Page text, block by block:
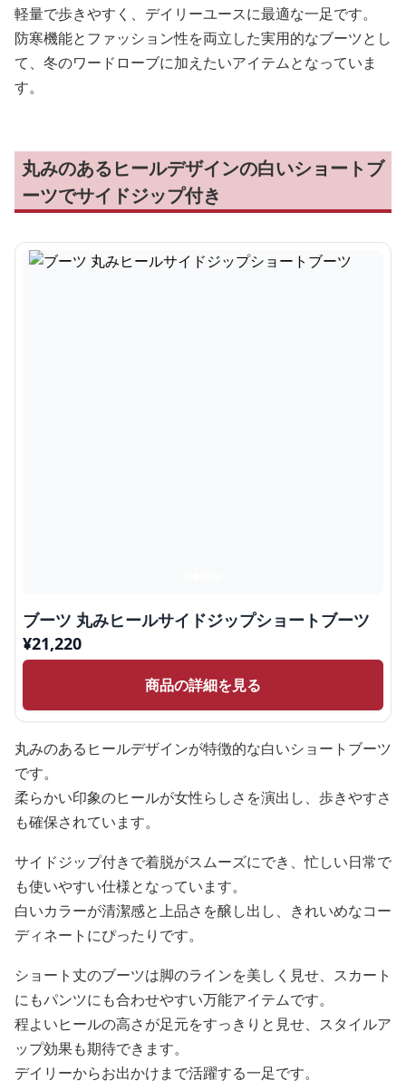
軽量で歩きやすく、デイリーユースに最適な一足です。
防寒機能とファッション性を両立した実用的なブーツとし
て、冬のワードローブに加えたいアイテムとなっていま
す。
丸みのあるヒールデザインの白いショートブ
ーツでサイドジップ付き
ブーツ 丸みヒールサイドジップショートブーツ
¥21,220
商品の詳細を見る
丸みのあるヒールデザインが特徴的な白いショートブーツ
です。
柔らかい印象のヒールが女性らしさを演出し、歩きやすさ
も確保されています。
サイドジップ付きで着脱がスムーズにでき、忙しい日常で
も使いやすい仕様となっています。
白いカラーが清潔感と上品さを醸し出し、きれいめなコー
ディネートにぴったりです。
ショート丈のブーツは脚のラインを美しく見せ、スカート
にもパンツにも合わせやすい万能アイテムです。
程よいヒールの高さが足元をすっきりと見せ、スタイルア
ップ効果も期待できます。
デイリーからお出かけまで活躍する一足です。